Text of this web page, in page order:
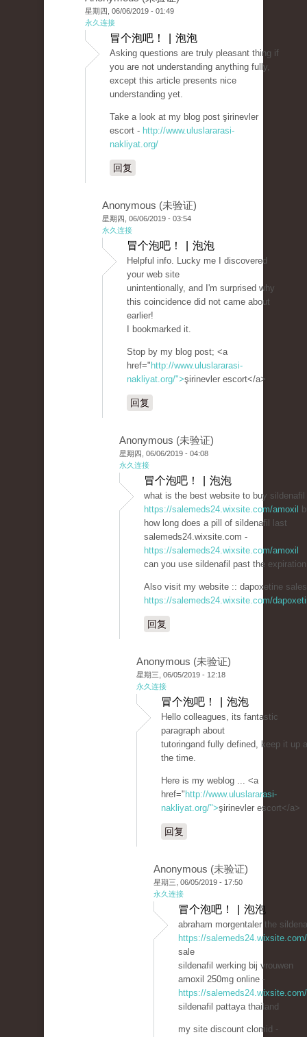
星期四, 06/06/2019 - 01:49
永久连接
冒个泡吧！ | 泡泡
Asking questions are truly pleasant thing if
you are not understanding anything fully,
except this article presents nice
understanding yet.
Take a look at my blog post şirinevler
escort - http://www.uluslararasi-
nakliyat.org/
回复
Anonymous (未验证)
星期四, 06/06/2019 - 03:54
永久连接
冒个泡吧！ | 泡泡
Helpful info. Lucky me I discovered
your web site
unintentionally, and I'm surprised why
this coincidence did not came about
earlier!
I bookmarked it.
Stop by my blog post; <a
href=" http://www.uluslararasi-
nakliyat.org/">şirinevler escort</a>
回复
Anonymous (未验证)
星期四, 06/06/2019 - 04:08
永久连接
冒个泡吧！ | 泡泡
what is the best website to buy sildenafil
https://salemeds24.wixsite.com/amoxil
how long does a pill of sildenafil last
salemeds24.wixsite.com -
https://salemeds24.wixsite.com/amoxil
can you use sildenafil past the
Also visit my website :: dapoxetine
https://salemeds24.wixsite.com/
回复
Anonymous (未验证)
星期三, 06/05/2019 - 12:18
永久连接
冒个泡吧！ | 泡泡
Hello colleagues, its fantastic
paragraph about
tutoringand fully defined, keep it up
the time.
Here is my weblog ... <a
href=" http://www.uluslararasi-
nakliyat.org/">şirinevler escort</a>
回复
Anonymous (未验证)
星期三, 06/05/2019 - 17:50
永久连接
冒个泡吧！ | 泡泡
abraham morgentaler the
https://
sale
sildenafil werking bij vrouwen
amoxil 250mg online -
https://
sildenafil pattaya thailand
my site discount clomid -